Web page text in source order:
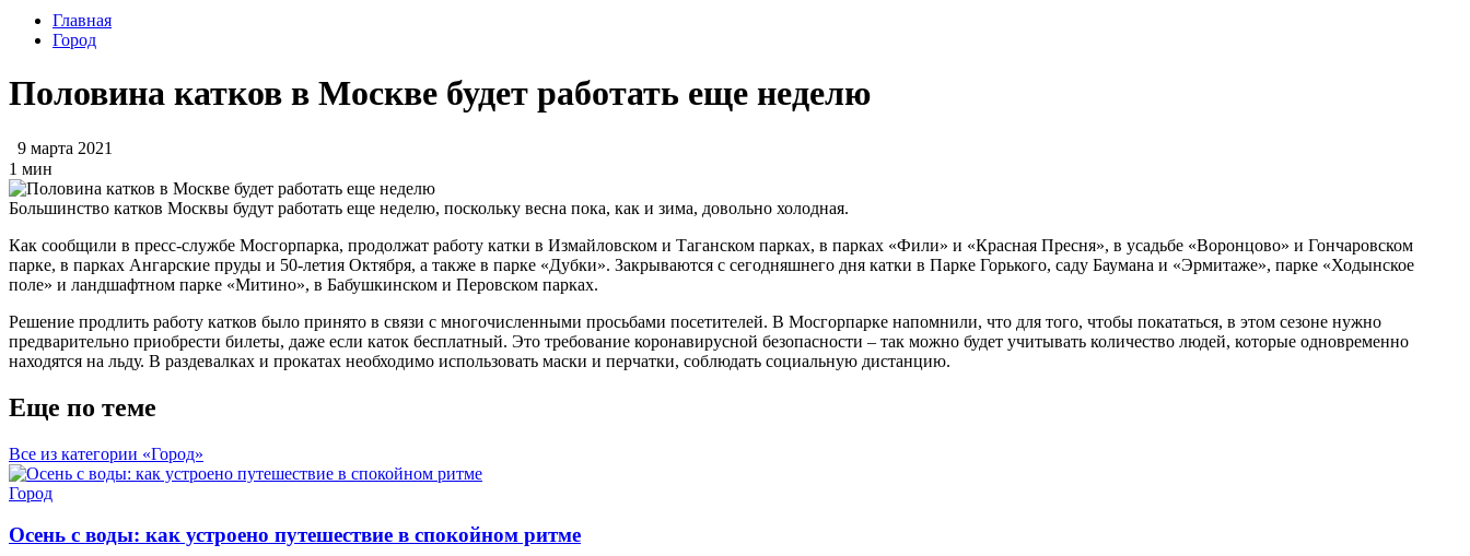
Главная
Город
Половина катков в Москве будет работать еще неделю
9 марта 2021
1 мин
Большинство катков Москвы будут работать еще неделю, поскольку весна пока, как и зима, довольно холодная.
Как сообщили в пресс-службе Мосгорпарка, продолжат работу катки в Измайловском и Таганском парках, в парках «Фили» и «Красная Пресня», в усадьбе «Воронцово» и Гончаровском
парке, в парках Ангарские пруды и 50-летия Октября, а также в парке «Дубки». Закрываются с сегодняшнего дня катки в Парке Горького, саду Баумана и «Эрмитаже», парке «Ходынское
поле» и ландшафтном парке «Митино», в Бабушкинском и Перовском парках.
Решение продлить работу катков было принято в связи с многочисленными просьбами посетителей. В Мосгорпарке напомнили, что для того, чтобы покататься, в этом сезоне нужно
предварительно приобрести билеты, даже если каток бесплатный. Это требование коронавирусной безопасности – так можно будет учитывать количество людей, которые одновременно
находятся на льду. В раздевалках и прокатах необходимо использовать маски и перчатки, соблюдать социальную дистанцию.
Еще по теме
Все из категории «Город»
Город
Осень с воды: как устроено путешествие в спокойном ритме